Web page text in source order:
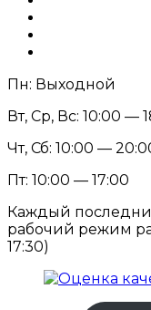
Пн: Выходной
Вт, Ср, Вс: 10:00 —
Чт, Сб: 10:00 —
Пт: 10:00 — 17:00
Каждый
рабочий режим
17:30)